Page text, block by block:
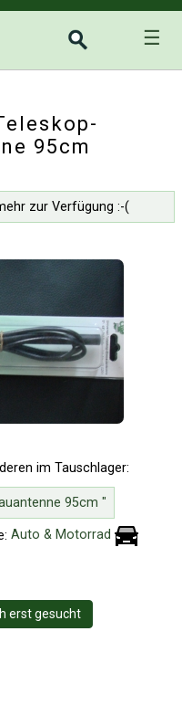
☰
95cm
zur Verfügung :-(
im Tauschlager:
95cm "
Auto & Motorrad
erst gesucht